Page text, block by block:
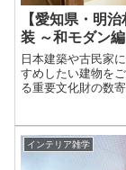
【愛知県・明
装 ～和モダン
日本建築や古民家
すめしたい建物を
る重要文化財の数
インテリア雑学